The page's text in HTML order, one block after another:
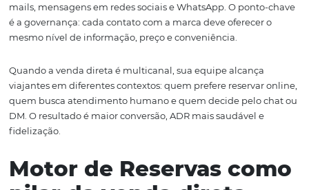
O que é venda direta
por que vai além do
Venda direta é toda a receita gerada sem
incluindo site com Motor de Reservas, ligações
mails, mensagens em redes sociais e WhatsApp. O
é a governança: cada contato com a marca deve